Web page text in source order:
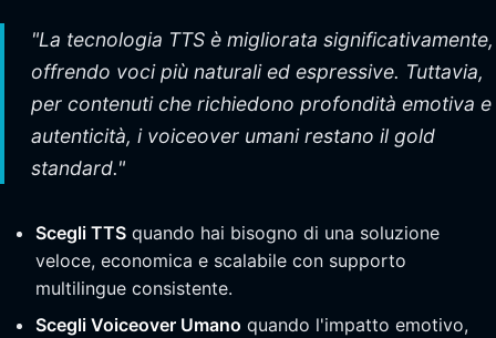
"La tecnologia TTS è migliorata significativamente,
offrendo voci più naturali ed espressive. Tuttavia,
per contenuti che richiedono profondità emotiva e
autenticità, i voiceover umani restano il gold
standard."
Scegli TTS quando hai bisogno di una soluzione
veloce, economica e scalabile con supporto
multilingue consistente.
Scegli Voiceover Umano quando l'impatto emotivo,